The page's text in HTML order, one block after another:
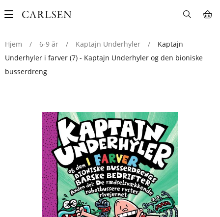
Main
Hjem
/ 6-9 år / Kaptajn Underhyler /
Kaptajn
Underhyler i farver (7) - Kaptajn Underhyler og den bioniske
busserdreng